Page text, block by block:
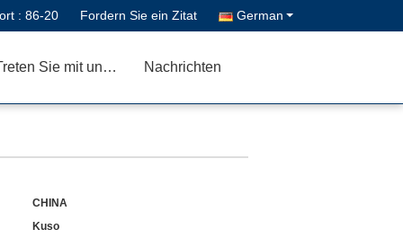
: 86-20 Fordern Sie ein Zitat German
Treten Sie mit uns in Verbindung Nachrichten
CHINA
Kuso